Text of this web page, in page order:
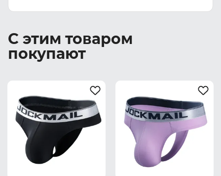
С этим товаром
покупают